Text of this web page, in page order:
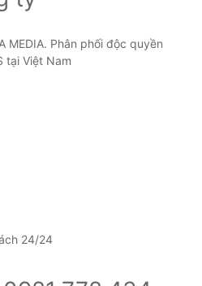
MEDIA. Phân phối độc quyền
tại Việt Nam
24/24